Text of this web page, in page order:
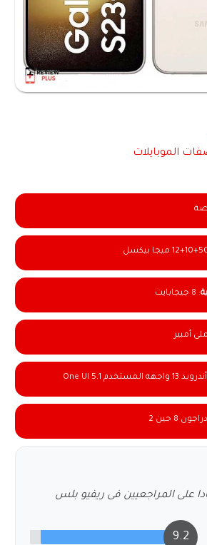
الموبايلات
: 8 جيجابايت
أندرويد 13 واجهه المستخدم One UI 5.1
8 جين 2
على المراجعيين فى ريفيو بلس
9.2